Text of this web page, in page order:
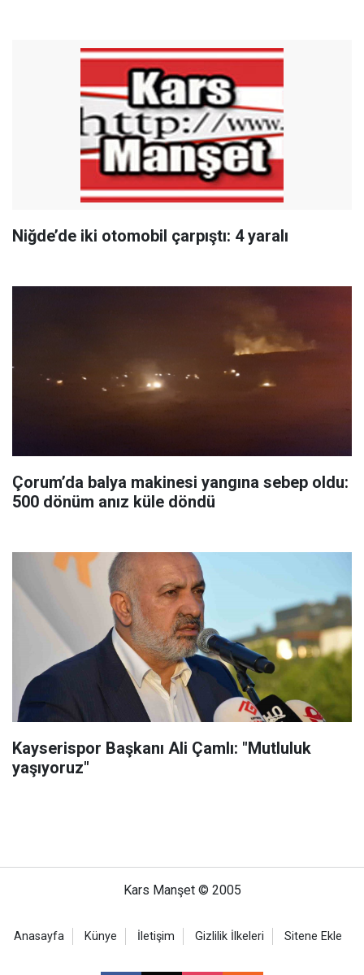
Niğde’de iki otomobil çarpıştı: 4 yaralı
Çorum’da balya makinesi yangına sebep oldu:
500 dönüm anız küle döndü
Kayserispor Başkanı Ali Çamlı: "Mutluluk
yaşıyoruz"
Kars Manşet © 2005
Anasayfa Künye İletişim Gizlilik İlkeleri Sitene Ekle